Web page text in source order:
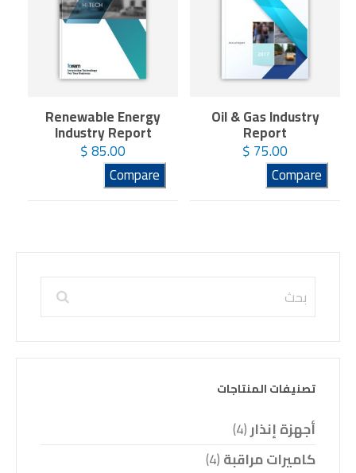
Oil & Gas Industry
Report
$75.00
Compare
Renewable Energy
Industry Report
$85.00
Compare
تصنيفات المنتاجات
أجهزة إنذار(4)
كاميرات مراقبة(4)